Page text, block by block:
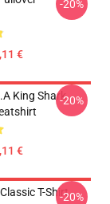
€
-20%
King Shark
€
-20%
T-Shirt-20%